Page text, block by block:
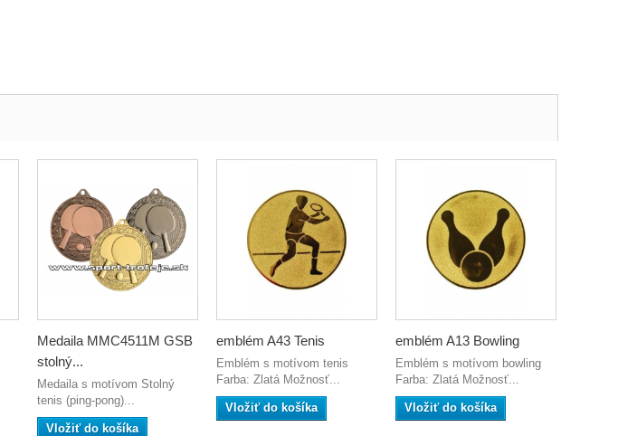
Medaila MMC4511M GSB
stolný...
Medaila s motívom Stolný
tenis (ping-pong)...
Vložiť do košíka
emblém A43 Tenis
Emblém s motívom tenis
Farba: Zlatá Možnosť...
Vložiť do košíka
emblém A13 Bowling
Emblém s motívom bowling
Farba: Zlatá Možnosť...
Vložiť do košíka